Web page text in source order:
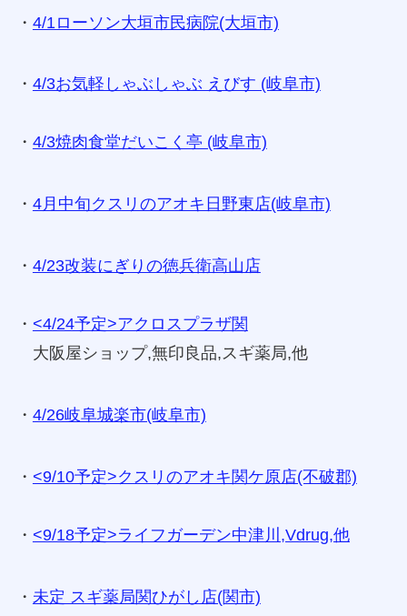
・ 4/1ローソン大垣市民病院(大垣市)
・ 4/3お気軽しゃぶしゃぶ えびす (岐阜市)
・ 4/3焼肉食堂だいこく亭 (岐阜市)
・ 4月中旬クスリのアオキ日野東店(岐阜市)
・ 4/23改装にぎりの徳兵衛高山店
・ <4/24予定>アクロスプラザ関
大阪屋ショップ,無印良品,スギ薬局,他
・ 4/26岐阜城楽市(岐阜市)
・ <9/10予定>クスリのアオキ関ケ原店(不破郡)
・ <9/18予定>ライフガーデン中津川,Vdrug,他
・ 未定 スギ薬局関ひがし店(関市)